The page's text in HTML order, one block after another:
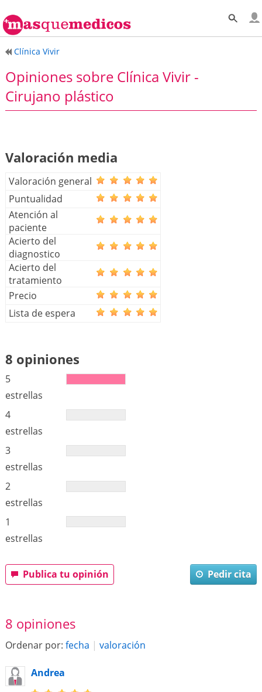
Clínica Vivir
Opiniones sobre Clínica Vivir -
Cirujano plástico
Valoración media
Valoración general
Puntualidad
Atención al
paciente
Acierto del
diagnostico
Acierto del
tratamiento
Precio
Lista de espera
8 opiniones
5
estrellas
4
estrellas
3
estrellas
2
estrellas
1
estrellas
Publica tu opinión Pedir cita
8 opiniones
Ordenar por: fecha | valoración
Andrea